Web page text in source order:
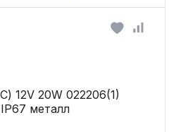
12V 20W 022206(1)
металл